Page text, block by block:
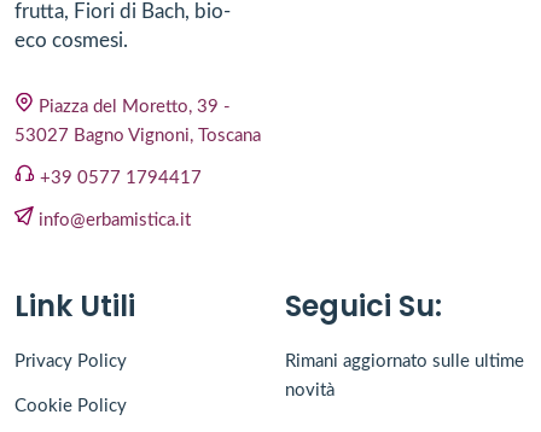
frutta, Fiori di Bach, bio-
eco cosmesi.
Piazza del Moretto, 39 -
53027 Bagno Vignoni, Toscana
+39 0577 1794417
info@erbamistica.it
Link Utili
Privacy Policy
Cookie Policy
Seguici Su:
Rimani aggiornato sulle ultime
novità